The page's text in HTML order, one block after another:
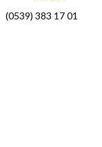
(0539) 383 17 01